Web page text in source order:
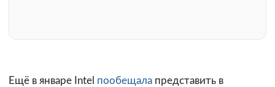
Ещё в январе Intel пообещала представить в